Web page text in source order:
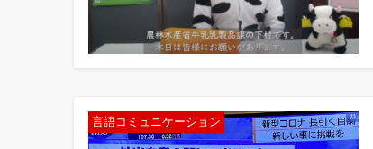
言語コミュニケーション